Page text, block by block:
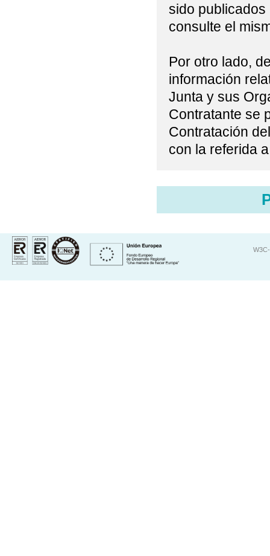
sido publicados
consulte el
Por otro lado,
información
Junta y sus
Contratante se
Contratación
con la referida